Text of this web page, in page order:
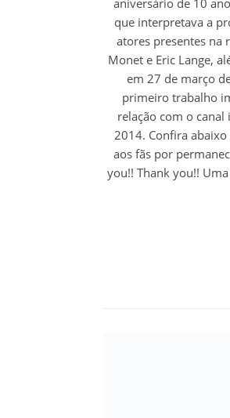
aniversário de 10
que interpretava a
atores presentes na
Monet e Eric Lange,
em 27 de março
primeiro trabalho
relação com o canal
2014. Confira
aos fãs por
you!! Thank you!!